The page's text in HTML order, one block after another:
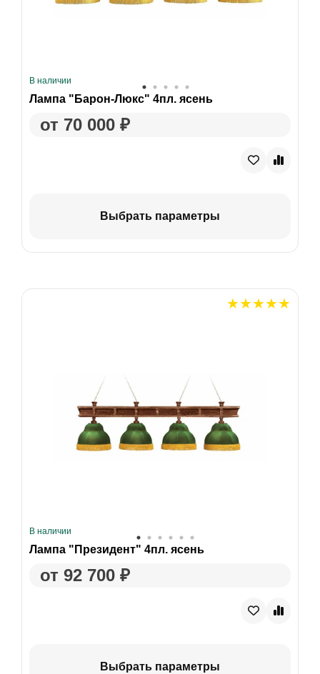
В наличии
Лампа "Барон-Люкс" 4пл. ясень
от 70 000 ₽
Выбрать параметры
В наличии
Лампа "Президент" 4пл. ясень
от 92 700 ₽
Выбрать параметры